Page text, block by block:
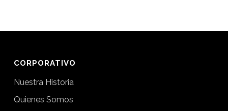
CORPORATIVO
Nuestra Historia
Quienes Somos